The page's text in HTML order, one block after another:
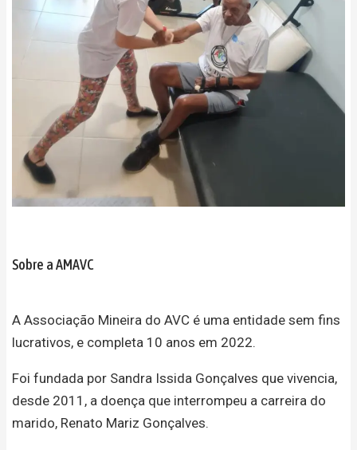
Sobre a AMAVC
A Associação Mineira do AVC é uma entidade sem fins
lucrativos, e completa 10 anos em 2022.
Foi fundada por Sandra Issida Gonçalves que vivencia,
desde 2011, a doença que interrompeu a carreira do
marido, Renato Mariz Gonçalves.